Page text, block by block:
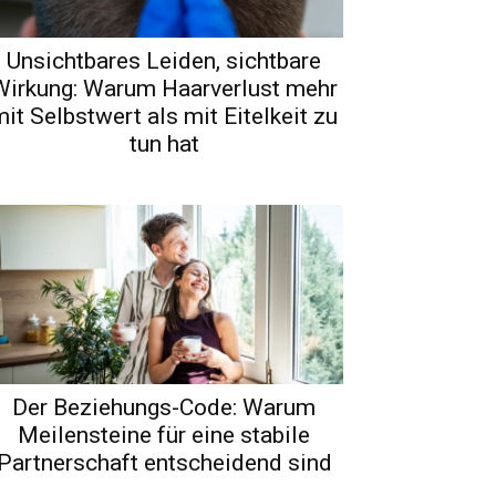
Unsichtbares Leiden, sichtbare
Warum Haarverlust mehr
Selbstwert als mit Eitelkeit zu
tun hat
Der Beziehungs-Code: Warum
Meilensteine für eine stabile
entscheidend sind